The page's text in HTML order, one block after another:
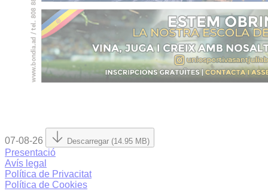
07-08-26 Descarregar (14.95 MB)
Presentació
Avís legal
Política de Privacitat
Política de Cookies